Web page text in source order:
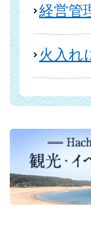
経営管
火入れ